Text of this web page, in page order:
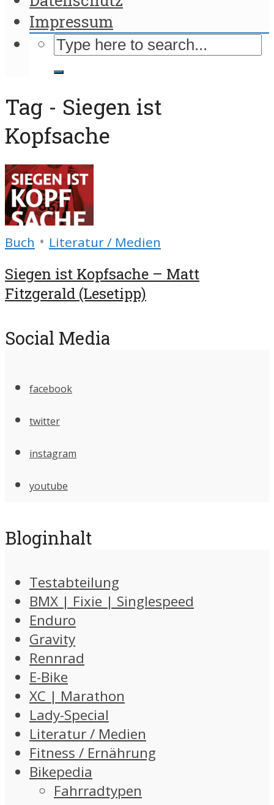
Impressum
Tag - Siegen ist
Kopfsache
Buch • Literatur / Medien
Siegen ist Kopfsache – Matt
Fitzgerald (Lesetipp)
Social Media
facebook
twitter
instagram
youtube
Bloginhalt
Testabteilung
BMX | Fixie | Singlespeed
Enduro
Gravity
Rennrad
E-Bike
XC | Marathon
Lady-Special
Literatur / Medien
Fitness / Ernährung
Bikepedia
Fahrradtypen